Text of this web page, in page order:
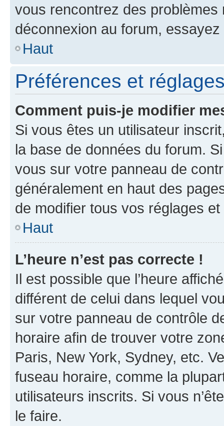
vous rencontrez des
déconnexion au forum,
Haut
Préférences et
Comment puis-je modifier
Si vous êtes un utilisateur
la base de données du forum.
vous sur votre panneau de
généralement en haut des
de modifier tous vos réglages
Haut
L’heure n’est pas correcte !
Il est possible que l’heure
différent de celui dans lequel
sur votre panneau de contrôle
horaire afin de trouver votre
Paris, New York, Sydney, etc.
fuseau horaire, comme la
utilisateurs inscrits. Si vous
le faire.